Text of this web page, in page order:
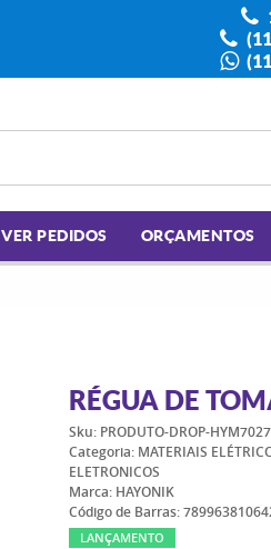
VER PEDIDOS ORÇAMENTOS
RÉGUA DE
Sku: PRODUTO-DROP-
Categoria: MATERIAIS
ELETRONICOS
Marca: HAYONIK
Código de Barras:
LANÇAMENTO